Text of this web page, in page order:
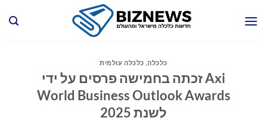
כלכלה, כלכלה עולמית
Axi זכתה בחמישה פרסים על ידי
World Business Outlook Awards
לשנת 2025